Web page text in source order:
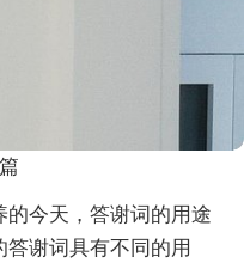
今天，答谢词的用途
谢词具有不同的用